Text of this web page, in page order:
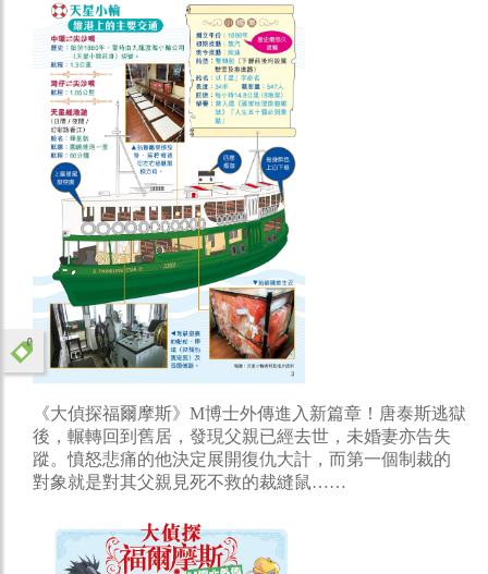
《大偵探福爾摩斯》M博士外傳進入新篇章！唐泰斯逃獄
後，輾轉回到舊居，發現父親已經去世，未婚妻亦告失
蹤。憤怒悲痛的他決定展開復仇大計，而第一個制裁的
對象就是對其父親見死不救的裁縫鼠……